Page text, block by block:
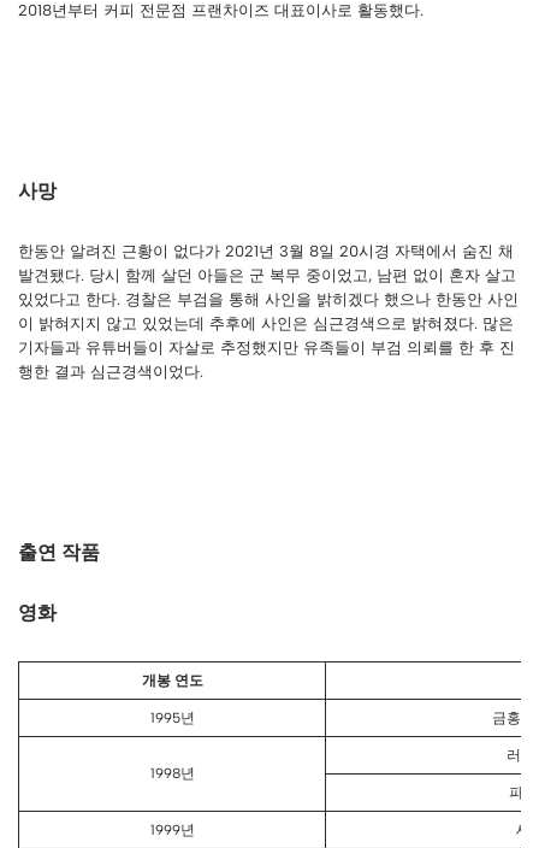
2018년부터 커피 전문점 프랜차이즈 대표이사로 활동했다.
사망
한동안 알려진 근황이 없다가 2021년 3월 8일 20시경 자택에서 숨진 채
발견됐다. 당시 함께 살던 아들은 군 복무 중이었고, 남편 없이 혼자 살고
있었다고 한다. 경찰은 부검을 통해 사인을 밝히겠다 했으나 한동안 사인
이 밝혀지지 않고 있었는데 추후에 사인은 심근경색으로 밝혀졌다. 많은
기자들과 유튜버들이 자살로 추정했지만 유족들이 부검 의뢰를 한 후 진
행한 결과 심근경색이었다.
출연 작품
영화
개봉 연도
1995년 금홍
1998년
러브
파
1999년 세